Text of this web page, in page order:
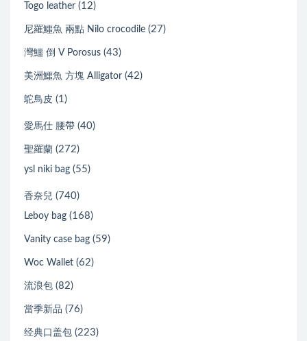
Togo leather (12)
尼羅鱷魚 兩點 Nilo crocodile (27)
灣鱷 倒 V Porosus (43)
美洲鱷魚 方塊 Alligator (42)
鴕鳥皮 (1)
愛馬仕 腰帶 (40)
聖羅蘭 (272)
ysl niki bag (55)
香奈兒 (740)
Leboy bag (168)
Vanity case bag (59)
Woc Wallet (62)
流浪包 (82)
當季新品 (76)
经典口盖包 (223)